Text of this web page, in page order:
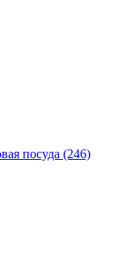
посуда (246)